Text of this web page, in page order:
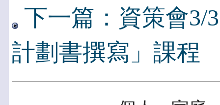
下一篇：資策會3/
計劃書撰寫」課程